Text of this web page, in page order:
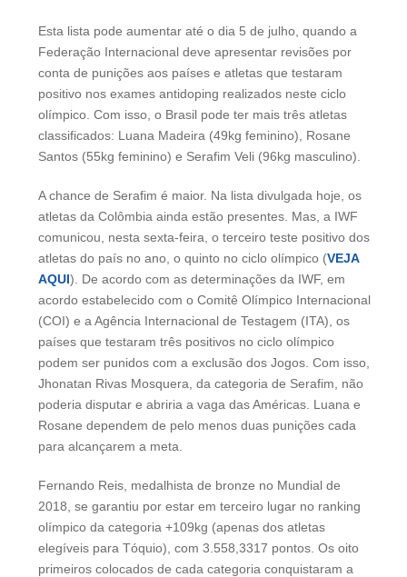
Esta lista pode aumentar até o dia 5 de julho, quando a
Federação Internacional deve apresentar revisões por
conta de punições aos países e atletas que testaram
positivo nos exames antidoping realizados neste ciclo
olímpico. Com isso, o Brasil pode ter mais três atletas
classificados: Luana Madeira (49kg feminino), Rosane
Santos (55kg feminino) e Serafim Veli (96kg masculino).
A chance de Serafim é maior. Na lista divulgada hoje, os
atletas da Colômbia ainda estão presentes. Mas, a IWF
comunicou, nesta sexta-feira, o terceiro teste positivo dos
atletas do país no ano, o quinto no ciclo olímpico (VEJA
AQUI). De acordo com as determinações da IWF, em
acordo estabelecido com o Comitê Olímpico Internacional
(COI) e a Agência Internacional de Testagem (ITA), os
países que testaram três positivos no ciclo olímpico
podem ser punidos com a exclusão dos Jogos. Com isso,
Jhonatan Rivas Mosquera, da categoria de Serafim, não
poderia disputar e abriria a vaga das Américas. Luana e
Rosane dependem de pelo menos duas punições cada
para alcançarem a meta.
Fernando Reis, medalhista de bronze no Mundial de
2018, se garantiu por estar em terceiro lugar no ranking
olímpico da categoria +109kg (apenas dos atletas
elegíveis para Tóquio), com 3.558,3317 pontos. Os oito
primeiros colocados de cada categoria conquistaram a